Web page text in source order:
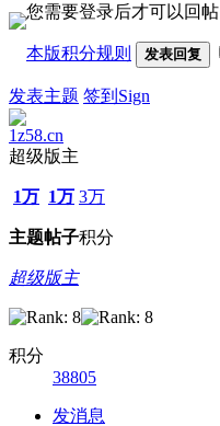
您需要登录后才可以回帖
本版积分规则 发表回复
发表主题 签到Sign
1z58.cn
超级版主
1万
主题
1万
帖子
3万
积分
超级版主
积分
38805
发消息